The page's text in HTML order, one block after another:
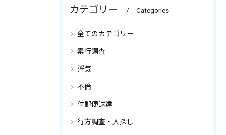
カテゴリー Categories
全てのカテゴリー
素行調査
浮気
不倫
付郵便送達
行方調査・人探し